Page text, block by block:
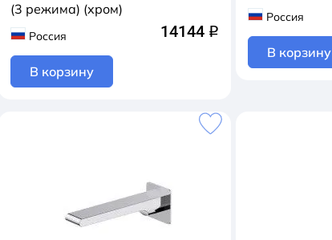
(3 режима) (хром)
Россия 14144 q
В корзину
Россия
В корзину